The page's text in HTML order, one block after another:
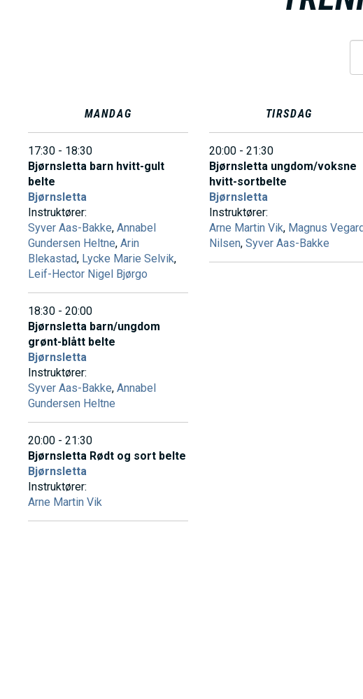
MANDAG
17:30 - 18:30
Bjørnsletta barn hvitt-gult
belte
Bjørnsletta
Instruktører:
Syver Aas-Bakke, Annabel
Gundersen Heltne, Arin
Blekastad, Lycke Marie Selvik,
Leif-Hector Nigel Bjørgo
18:30 - 20:00
Bjørnsletta barn/ungdom
grønt-blått belte
Bjørnsletta
Instruktører:
Syver Aas-Bakke, Annabel
Gundersen Heltne
20:00 - 21:30
Bjørnsletta Rødt og sort belte
Bjørnsletta
Instruktører:
Arne Martin Vik
TIRSDAG
20:00 - 21:30
Bjørnsletta ungdom/voksne
hvitt-sortbelte
Bjørnsletta
Instruktører:
Arne Martin Vik, Magnus
Nilsen, Syver Aas-Bakke